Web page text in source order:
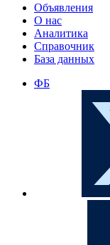
Объявления
О нас
Аналитика
Справочник
База данных
ФБ